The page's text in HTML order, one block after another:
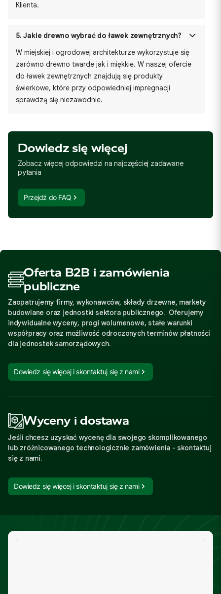
Klienta.
5. Jakie drewno wybrać do ławek zewnętrznych?
W miejskiej i ogrodowej architekturze wykorzystuje się
zarówno drewno twarde jak i miękkie. W naszej ofercie
do ławek zewnętrznych znajdują się produkty
świerkowe, które przy odpowiedniej impregnacji
sprawdzą się niezawodnie.
Dowiedz się więcej
Zobacz więcej odpowiedzi na najczęściej zadawane
pytania
Przejdź do FAQ
Oferta B2B i zamówienia
publiczne
Zaopatrujemy firmy, wykonawców, składy drzewne, markety
budowlane oraz jednostki sektora publicznego. Oferujemy
indywidualne wyceny, progi wolumenowe, stałe warunki
współpracy oraz możliwość odroczonych terminów płatności
dla jednostek samorządowych.
Dowiedz się więcej i skontaktuj się z nami
Wyceny i dostawa
Jeśli chcesz uzyskać wycenę dla swojego skomplikowanego
lub zróżnicowanego technologicznie zamówienia - skontaktuj
się z nami.
Dowiedz się więcej i skontaktuj się z nami